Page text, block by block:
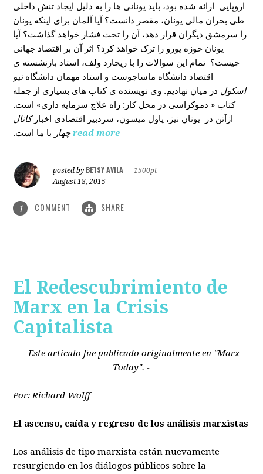
اروپایی ارائه شده بود، باید یونانی ها را به دلیل ایجاد تنش داخلی
طی بحران مالی یونان، مقصر دانست؟ آیا آلمان برای اینکه یونان
را سرمشق دیگران قرار دهد، آن را تحت فشار خواهد گذاشت؟ آیا
یونان حوزه یورو را ترک خواهد کرد؟ اثر آن بر اقتصاد جهانی
چیست؟ تمام این سوالات را با ریچارد ولف، استاد بازنشسته ی
اقتصاد دانشگاه ماساچوست و استاد مهمان دانشگاهنیو
اسکول در میان نهادیم. وی نویسنده ی کتاب های بسیاری از جمله
کتاب « دموکراسی در محل کار: راه علاج سرمایه داری» است.
ازآتن در یونان نیز، پاول میسون، سردبیر اقتصادی اخبارکانال
چهار با ما است. read more
posted by BETSY AVILA
1500pt
August 18, 2015
1 COMMENT SHARE
El Redescubrimiento de
Marx en la Crisis
Capitalista
- Este artículo fue publicado originalmente en "Marx
Today". -
Por: Richard Wolff
El ascenso, caída y regreso de los análisis marxistas
Los análisis de tipo marxista están nuevamente
resurgiendo en los diálogos públicos sobre la